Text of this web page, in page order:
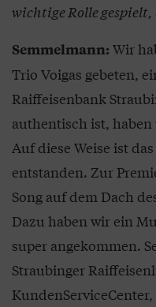
wichtige Rolle gespielt,
Semmelmann: Wir
Trio Voigas gebeten,
Raiffeisenbank
authentisch ist,
Auf diese Weise ist
entstanden. Zur
Song auf dem Dach
Dazu haben wir ein
super angekommen.
Straubinger